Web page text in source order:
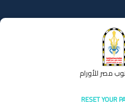
مصر للأورام
RESET YOUR